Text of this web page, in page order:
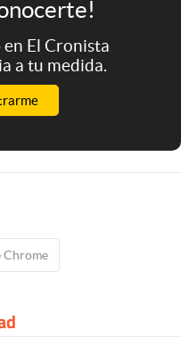
en El Cronista
a tu medida.
Chrome